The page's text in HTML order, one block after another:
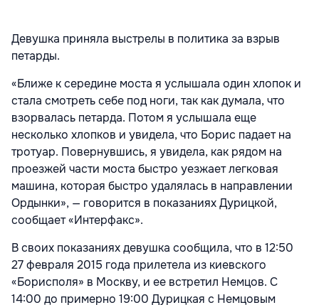
Девушка приняла выстрелы в политика за взрыв
петарды.
«Ближе к середине моста я услышала один хлопок и
стала смотреть себе под ноги, так как думала, что
взорвалась петарда. Потом я услышала еще
несколько хлопков и увидела, что Борис падает на
тротуар. Повернувшись, я увидела, как рядом на
проезжей части моста быстро уезжает легковая
машина, которая быстро удалялась в направлении
Ордынки», — говорится в показаниях Дурицкой,
сообщает «Интерфакс».
В своих показаниях девушка сообщила, что в 12:50
27 февраля 2015 года прилетела из киевского
«Борисполя» в Москву, и ее встретил Немцов. С
14:00 до примерно 19:00 Дурицкая с Немцовым